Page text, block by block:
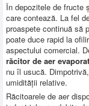
În depozitele de fructe
care contează. La fel
proaspete continuă să
poate duce rapid la
aspectului comercial.
răcitor de aer
nu îl usucă.
umidității relative.
Răcitoarele de aer